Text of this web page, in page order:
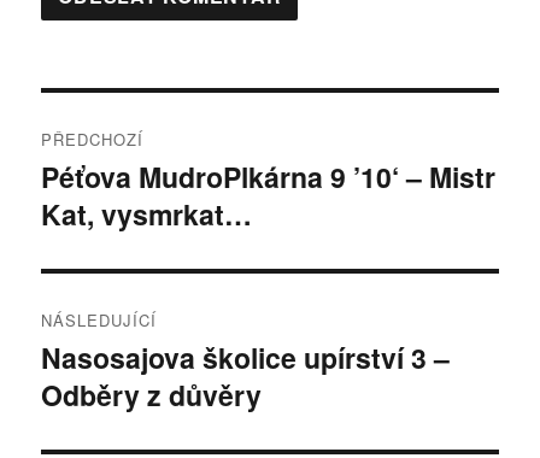
pro
příspěvek
PŘEDCHOZÍ
Předchozí
příspěvek:
Péťova MudroPlkárna 9 ’10‘ – Mistr
Kat, vysmrkat…
NÁSLEDUJÍCÍ
Následující
příspěvek:
Nasosajova školice upírství 3 –
Odběry z důvěry